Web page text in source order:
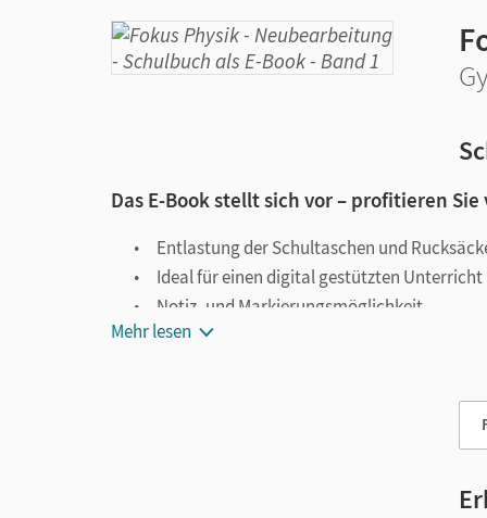
Das E-Book stellt sich vor – profitieren
Entlastung der Schultaschen und
Ideal für einen digital gestützten Unterricht
Notiz- und Markierungsmöglichkeit
Jederzeit unkompliziert verfügbar
Mehr lesen